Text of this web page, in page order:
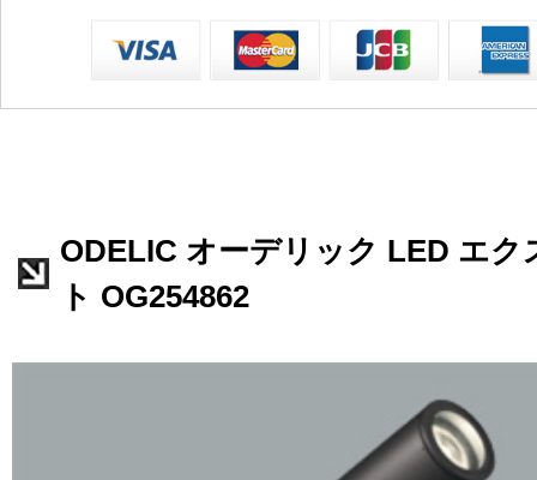
ODELIC オーデリック LED エク
ト OG254862